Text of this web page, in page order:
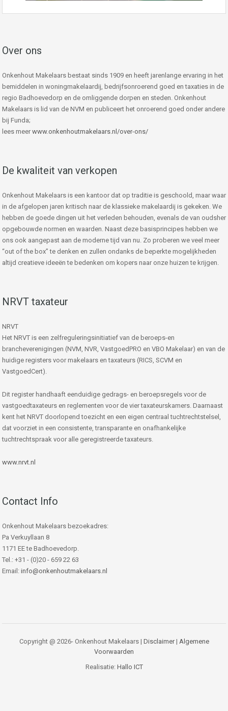
Over ons
Onkenhout Makelaars bestaat sinds 1909 en heeft jarenlange ervaring in het
bemiddelen in woningmakelaardij, bedrijfsonroerend goed en taxaties in de
regio Badhoevedorp en de omliggende dorpen en steden. Onkenhout
Makelaars is lid van de NVM en publiceert het onroerend goed onder andere
bij Funda;
lees meer www.onkenhoutmakelaars.nl/over-ons/
De kwaliteit van verkopen
Onkenhout Makelaars is een kantoor dat op traditie is geschoold, maar waar
in de afgelopen jaren kritisch naar de klassieke makelaardij is gekeken. We
hebben de goede dingen uit het verleden behouden, evenals de van oudsher
opgebouwde normen en waarden. Naast deze basisprincipes hebben we
ons ook aangepast aan de moderne tijd van nu. Zo proberen we veel meer
“out of the box” te denken en zullen ondanks de beperkte mogelijkheden
altijd creatieve ideeën te bedenken om kopers naar onze huizen te krijgen.
NRVT taxateur
NRVT
Het NRVT is een zelfreguleringsinitiatief van de beroeps-en
brancheverenigingen (NVM, NVR, VastgoedPRO en VBO Makelaar) en van de
huidige registers voor makelaars en taxateurs (RICS, SCVM en
VastgoedCert).
Dit register handhaaft eenduidige gedrags- en beroepsregels voor de
vastgoedtaxateurs en reglementen voor de vier taxateurskamers. Daarnaast
kent het NRVT doorlopend toezicht en een eigen centraal tuchtrechtstelsel,
dat voorziet in een consistente, transparante en onafhankelijke
tuchtrechtspraak voor alle geregistreerde taxateurs.
www.nrvt.nl
Contact Info
Onkenhout Makelaars bezoekadres:
Pa Verkuyllaan 8
1171 EE te Badhoevedorp.
Tel.: +31 - (0)20 - 659 22 63
Email: info@onkenhoutmakelaars.nl
Copyright @ 2026- Onkenhout Makelaars | Disclaimer| Algemene
Voorwaarden
Realisatie: Hallo ICT